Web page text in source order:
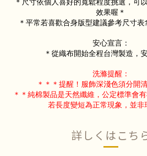
＊尺寸依個人喜好的寬鬆程度挑選，可
效果喔＊
＊平常若喜歡合身版型建議參考尺寸表
安心宣言：
＊從織布開始全程台灣製造，
洗滌提醒：
＊＊＊提醒！服飾深淺色須分開
＊＊純棉製品是天然纖維，公定標準會
若長度變短為正常現象，並非
詳しくはこち